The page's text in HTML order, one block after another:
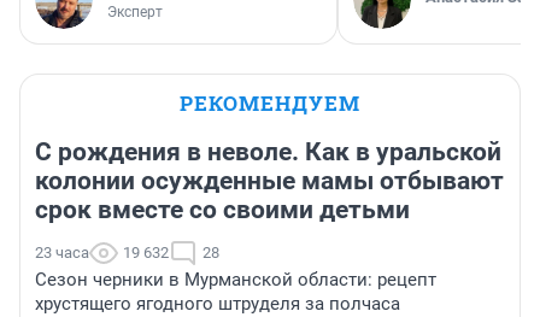
Эксперт
РЕКОМЕНДУЕМ
С рождения в неволе. Как в уральской
колонии осужденные мамы отбывают
срок вместе со своими детьми
23 часа 19 632 28
Сезон черники в Мурманской области: рецепт
хрустящего ягодного штруделя за полчаса